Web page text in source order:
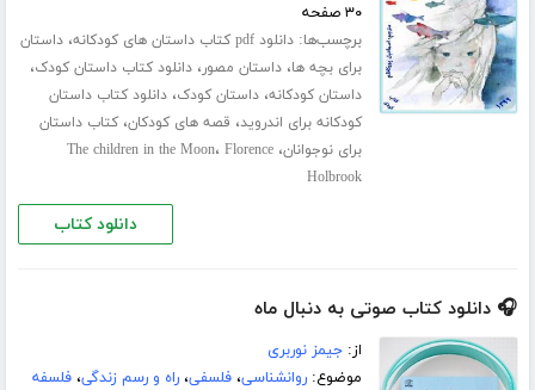
۳۰ صفحه
برچسب‌ها:دانلود pdf کتاب داستان های کودکانه ،داستان
برای بچه ها،داستان مصور،دانلود کتاب داستان کودک،
داستان کودکانه،داستان کودک،دانلود کتاب داستان
کودکانه برای اندروید، قصه های کودکان،کتاب داستان
برای نوجوانان، The children in the Moon، Florence
Holbrook
دانلود کتاب
🎧 دانلود کتاب صوتی به دنبال ماه
از:جیمز نوربری
موضوع:روانشناسی،فلسفی،راه و رسم زندگی،فلسفه